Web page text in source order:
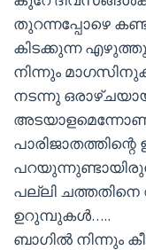
തുറന്നപ്പോഴെ
കിടക്കുന്ന
നിന്നും
നടന്നു
പല്ലി
ഉറുമ്പുകൾ…..
ബാഗിൽ നിന്നും